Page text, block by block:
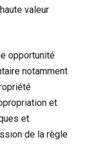
valeur
opportunité
notamment
et
et
de la règle